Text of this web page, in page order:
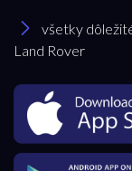
Model
Pobočka
Bratislava
všetky
Land Rover